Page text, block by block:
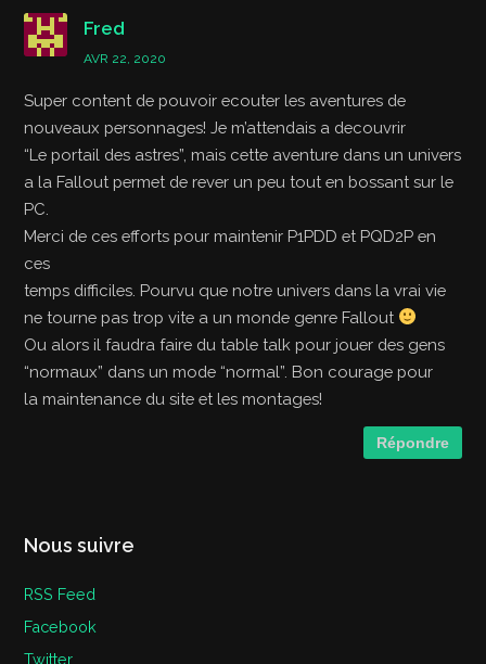
Fred
AVR 22, 2020
Super content de pouvoir ecouter les aventures de
nouveaux personnages! Je m’attendais a decouvrir
“Le portail des astres”, mais cette aventure dans un univers
a la Fallout permet de rever un peu tout en bossant sur le
PC.
Merci de ces efforts pour maintenir P1PDD et PQD2P en
ces
temps difficiles. Pourvu que notre univers dans la vrai vie
ne tourne pas trop vite a un monde genre Fallout
Ou alors il faudra faire du table talk pour jouer des gens
“normaux” dans un mode “normal”. Bon courage pour
la maintenance du site et les montages!
Répondre
Nous suivre
RSS Feed
Facebook
Twitter